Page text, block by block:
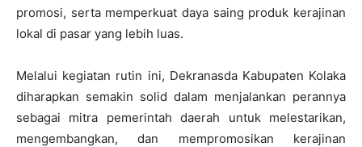
promosi, serta memperkuat daya saing produk kerajinan
lokal di pasar yang lebih luas.
Melalui kegiatan rutin ini, Dekranasda Kabupaten Kolaka
diharapkan semakin solid dalam menjalankan perannya
sebagai mitra pemerintah daerah untuk melestarikan,
mengembangkan, dan mempromosikan kerajinan